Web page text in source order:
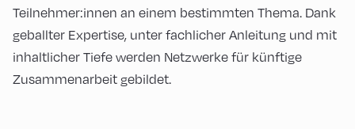
Teilnehmer:innen an einem bestimmten Thema. Dank
geballter Expertise, unter fachlicher Anleitung und mit
inhaltlicher Tiefe werden Netzwerke für künftige
Zusammenarbeit gebildet.